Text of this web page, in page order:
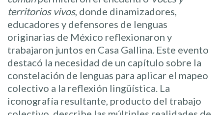
territorios vivos, donde dinamizadores,
educadores y defensores de lenguas
originarias de México reflexionaron y
trabajaron juntos en Casa Gallina. Este evento
destacó la necesidad de un capítulo sobre la
constelación de lenguas para aplicar el mapeo
colectivo a la reflexión lingüística. La
iconografía resultante, producto del trabajo